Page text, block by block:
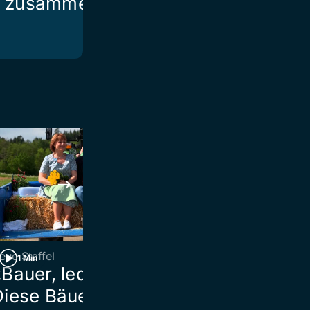
1 Min
Staffel
ledig, sucht…»:
Bäuerinnen und